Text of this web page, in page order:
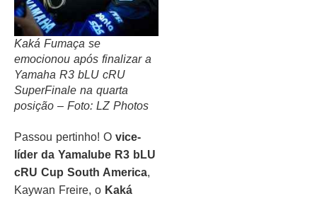
Kaká Fumaça se
emocionou após finalizar a
Yamaha R3 bLU cRU
SuperFinale na quarta
posição – Foto: LZ Photos
Passou pertinho! O vice-
líder da Yamalube R3 bLU
cRU Cup South America,
Kaywan Freire, o Kaká